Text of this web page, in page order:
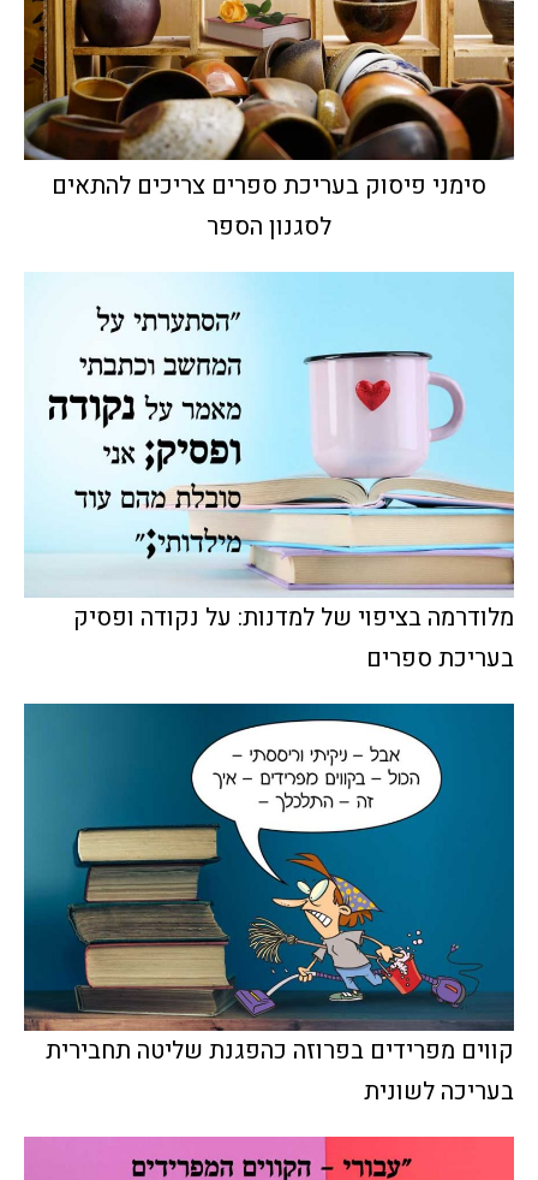
סימני פיסוק בעריכת ספרים צריכים להתאים
לסגנון הספר
מלודרמה בציפוי של למדנות: על נקודה ופסיק
בעריכת ספרים
קווים מפרידים בפרוזה כהפגנת שליטה תחבירית
בעריכה לשונית